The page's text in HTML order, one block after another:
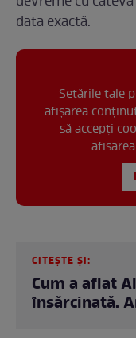
data exactă.
Setările tale
afișarea
să accepți
CITEȘTE ȘI:
Cum a aflat
însărcinată.